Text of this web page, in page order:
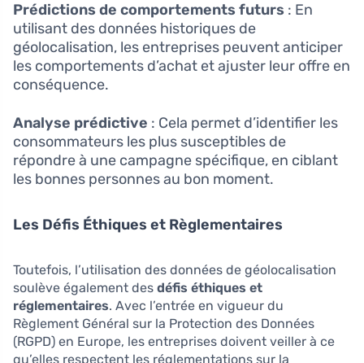
Prédictions de comportements futurs : En
utilisant des données historiques de
géolocalisation, les entreprises peuvent anticiper
les comportements d’achat et ajuster leur offre en
conséquence.
Analyse prédictive : Cela permet d’identifier les
consommateurs les plus susceptibles de
répondre à une campagne spécifique, en ciblant
les bonnes personnes au bon moment.
Les Défis Éthiques et Règlementaires
Toutefois, l’utilisation des données de géolocalisation
soulève également des défis éthiques et
réglementaires. Avec l’entrée en vigueur du
Règlement Général sur la Protection des Données
(RGPD) en Europe, les entreprises doivent veiller à ce
qu’elles respectent les réglementations sur la